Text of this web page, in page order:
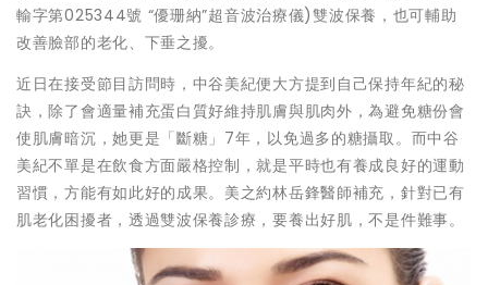
輸字第025344號 “優珊納”超音波治療儀)雙波保養，也可輔助
改善臉部的老化、下垂之擾。
近日在接受節目訪問時，中谷美紀便大方提到自己保持年紀的秘
訣，除了會適量補充蛋白質好維持肌膚與肌肉外，為避免糖份會
使肌膚暗沉，她更是「斷糖」7年，以免過多的糖攝取。而中谷
美紀不單是在飲食方面嚴格控制，就是平時也有養成良好的運動
習慣，方能有如此好的成果。美之約林岳鋒醫師補充，針對已有
肌老化困擾者，透過雙波保養診療，要養出好肌，不是件難事。